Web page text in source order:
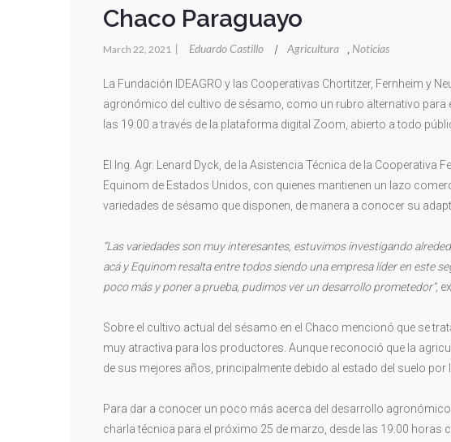
Chaco Paraguayo
March 22, 2021 | Eduardo Castillo | Agricultura , Noticias
La Fundación IDEAGRO y las Cooperativas Chortitzer, Fernheim y
agronómico del cultivo de sésamo, como un rubro alternativo para
las 19:00 a través de la plataforma digital Zoom, abierto a todo
El Ing. Agr. Lenard Dyck, de la Asistencia Técnica de la Cooperativa
Equinom de Estados Unidos, con quienes mantienen un lazo
variedades de sésamo que disponen, de manera a conocer su
“Las variedades son muy interesantes, estuvimos investigando
acá y Equinom resalta entre todos siendo una empresa líder en este
poco más y poner a prueba, pudimos ver un desarrollo prometedor”,
Sobre el cultivo actual del sésamo en el Chaco mencionó que se
muy atractiva para los productores. Aunque reconoció que la
de sus mejores años, principalmente debido al estado del suelo por
Para dar a conocer un poco más acerca del desarrollo
charla técnica para el próximo 25 de marzo, desde las 19:00 horas